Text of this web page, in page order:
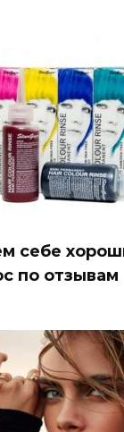
себе
по отзывам